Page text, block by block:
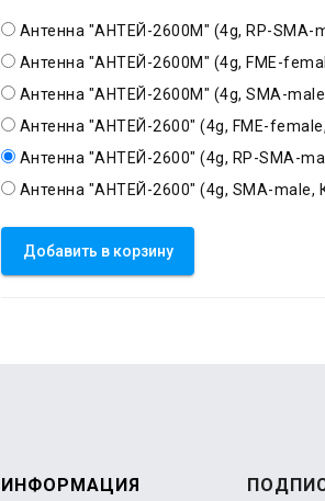
Антенна "АНТЕЙ-2600М" (4g, RP-SMA-
Антенна "АНТЕЙ-2600M" (4g, FME-
Антенна "АНТЕЙ-2600M" (4g, SMA-
Антенна "АНТЕЙ-2600" (4g, FME-
Антенна "АНТЕЙ-2600" (4g, RP-SMA-
Антенна "АНТЕЙ-2600" (4g, SMA-male,
Добавить в корзину
ИНФОРМАЦИЯ